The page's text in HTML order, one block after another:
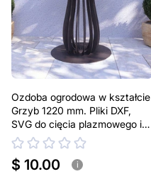
Ozdoba ogrodowa w kształcie
Grzyb 1220 mm. Pliki DXF,
SVG do cięcia plazmowego i
laserowego. Dekoracja na
podwórko
$ 10.00 i